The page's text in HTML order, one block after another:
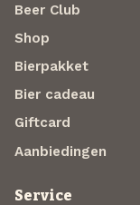
Beer Club
Shop
Bierpakket
Bier cadeau
Giftcard
Aanbiedingen
Service